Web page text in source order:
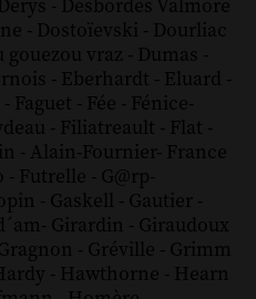
Derys - Desbordes Valmore
- Dostoïevski - Dourliac
gouezou vraz - Dumas -
- Eberhardt - Eluard -
- Faguet - Fée - Fénice-
- Filiatreault - Flat -
- Alain-Fournier- France
- Futrelle - G@rp-
- Gaskell - Gautier -
- Girardin - Giraudoux
- Gréville - Grimm
- Hawthorne - Hearn